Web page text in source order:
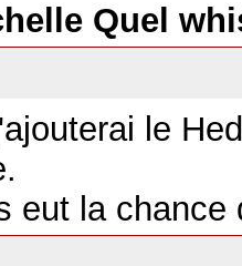
Quel
le
eut la